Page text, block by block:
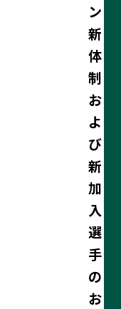
ン
新
体
制
お
よ
び
新
加
入
選
手
の
お